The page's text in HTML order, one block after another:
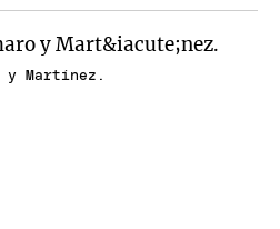
y Martínez.